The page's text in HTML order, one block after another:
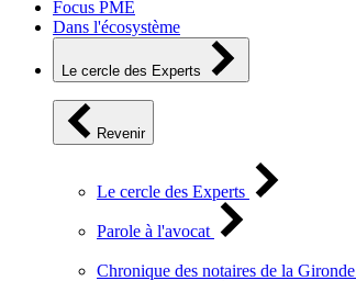
Focus PME
Dans l'écosystème
Le cercle des Experts
Revenir
Le cercle des Experts
Parole à l'avocat
Chronique des notaires de la Gironde